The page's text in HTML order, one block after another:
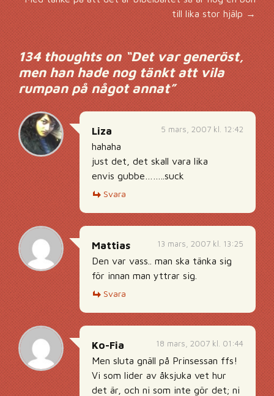
till lika stor hjälp→
134 thoughts on “Det var generöst,
men han hade nog tänkt att vila
rumpan på något annat”
5 mars, 2007 kl. 12:42
Liza
hahaha
just det, det skall vara lika
envis gubbe……..suck
Svara
13 mars, 2007 kl. 13:25
Mattias
Den var vass.. man ska tänka sig
för innan man yttrar sig.
Svara
18 mars, 2007 kl. 01:44
Ko-Fia
Men sluta gnäll på Prinsessan ffs!
Vi som lider av åksjuka vet hur
det är, och ni som inte gör det; ni